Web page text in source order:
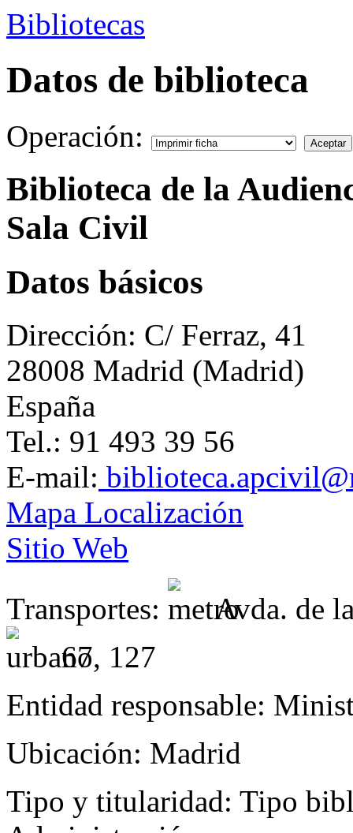
Bibliotecas
Datos de biblioteca
Operación:
Biblioteca de la
Sala Civil
Datos básicos
Dirección: C/ Ferraz, 41
28008 Madrid (Madrid)
España
Tel.: 91 493 39 56
E-mail:
Mapa Localización
Sitio Web
Transportes:
Avda. de
67, 127
Entidad responsable:
Ubicación: Madrid
Tipo y titularidad: Tipo